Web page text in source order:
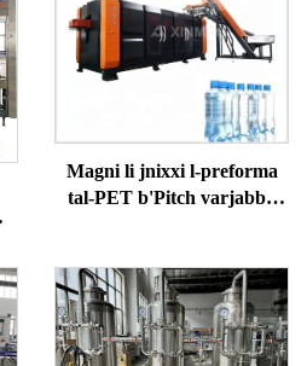
Magni li jnixxi l-preforma
tal-PET b'Pitch varjabbli